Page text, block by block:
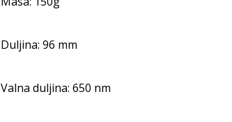
Duljina: 96 mm
Valna duljina: 650 nm